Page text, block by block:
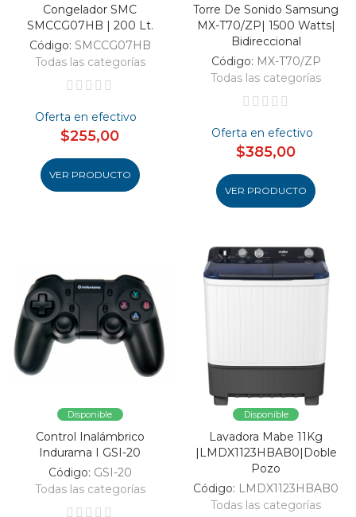
Congelador SMC
SMCCG07HB | 200 Lt.
Código: SMCCG07HB
Todas las categorías
Oferta en efectivo
$255,00
VER PRODUCTO
Torre De Sonido Samsung
MX-T70/ZP| 1500 Watts|
Bidireccional
Código: MX-T70/ZP
Todas las categorías
Oferta en efectivo
$385,00
VER PRODUCTO
Disponible
Control Inalámbrico
Indurama I GSI-20
Código: GSI-20
Todas las categorías
Disponible
Lavadora Mabe 11Kg
|LMDX1123HBAB0|Doble
Pozo
Código: LMDX1123HBAB0
Todas las categorías